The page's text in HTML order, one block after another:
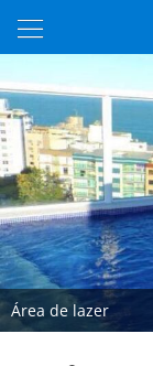
Área de lazer